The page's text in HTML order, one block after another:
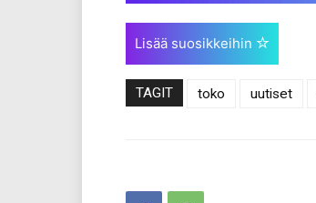
Lisää suosikkeihin
TAGIT toko uutiset